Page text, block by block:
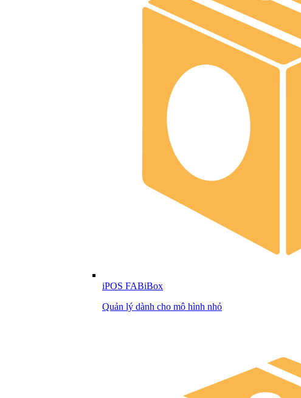
iPOS FABiBox
Quản lý dành cho mô hình nhỏ